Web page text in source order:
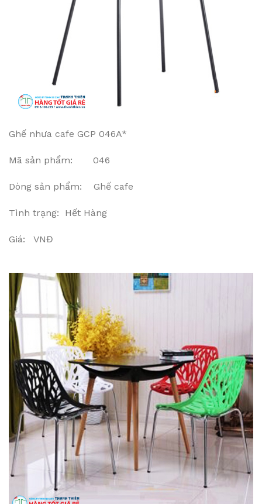
Ghế nhưa cafe GCP 046A*
Mã sản phẩm: 046
Dòng sản phẩm: Ghế cafe
Tình trạng: Hết Hàng
Giá: VNĐ